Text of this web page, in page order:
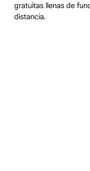
gratuitas llenas de
distancia.